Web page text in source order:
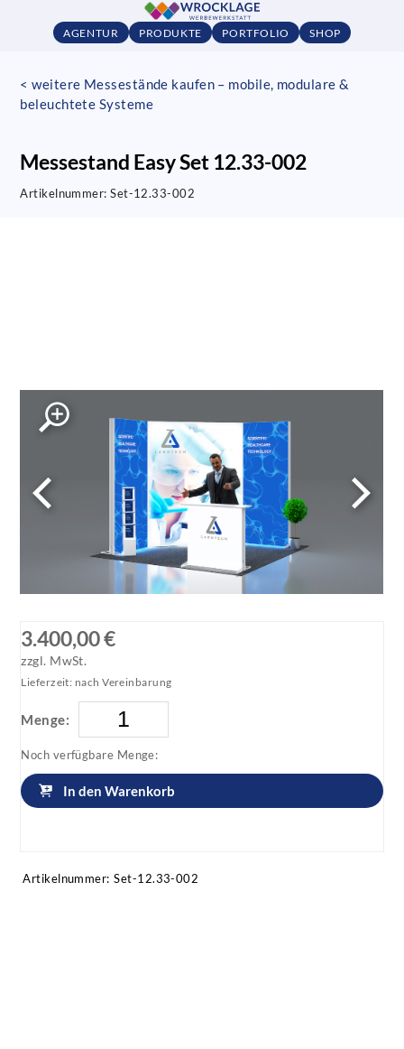
AGENTUR PRODUKTE PORTFOLIO SHOP
< weitere Messestände kaufen – mobile, modulare &
beleuchtete Systeme
Messestand Easy Set 12.33-002
Artikelnummer:Set-12.33-002
3.400,00 €
zzgl. MwSt.
Lieferzeit: nach Vereinbarung
Menge:
Noch verfügbare Menge:
In den Warenkorb
Artikelnummer: Set-12.33-002